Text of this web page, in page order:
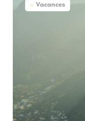
Vacances